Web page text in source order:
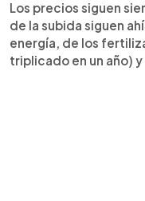
Los precios siguen
de la subida siguen
energía, de los
triplicado en un año)